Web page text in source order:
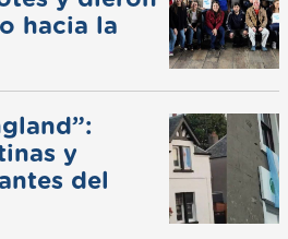
hacia la
y
del